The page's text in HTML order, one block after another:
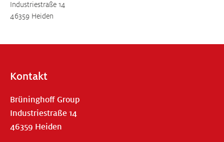
Industriestraße 14
46359 Heiden
Kontakt
Brüninghoff Group
Industriestraße 14
46359 Heiden